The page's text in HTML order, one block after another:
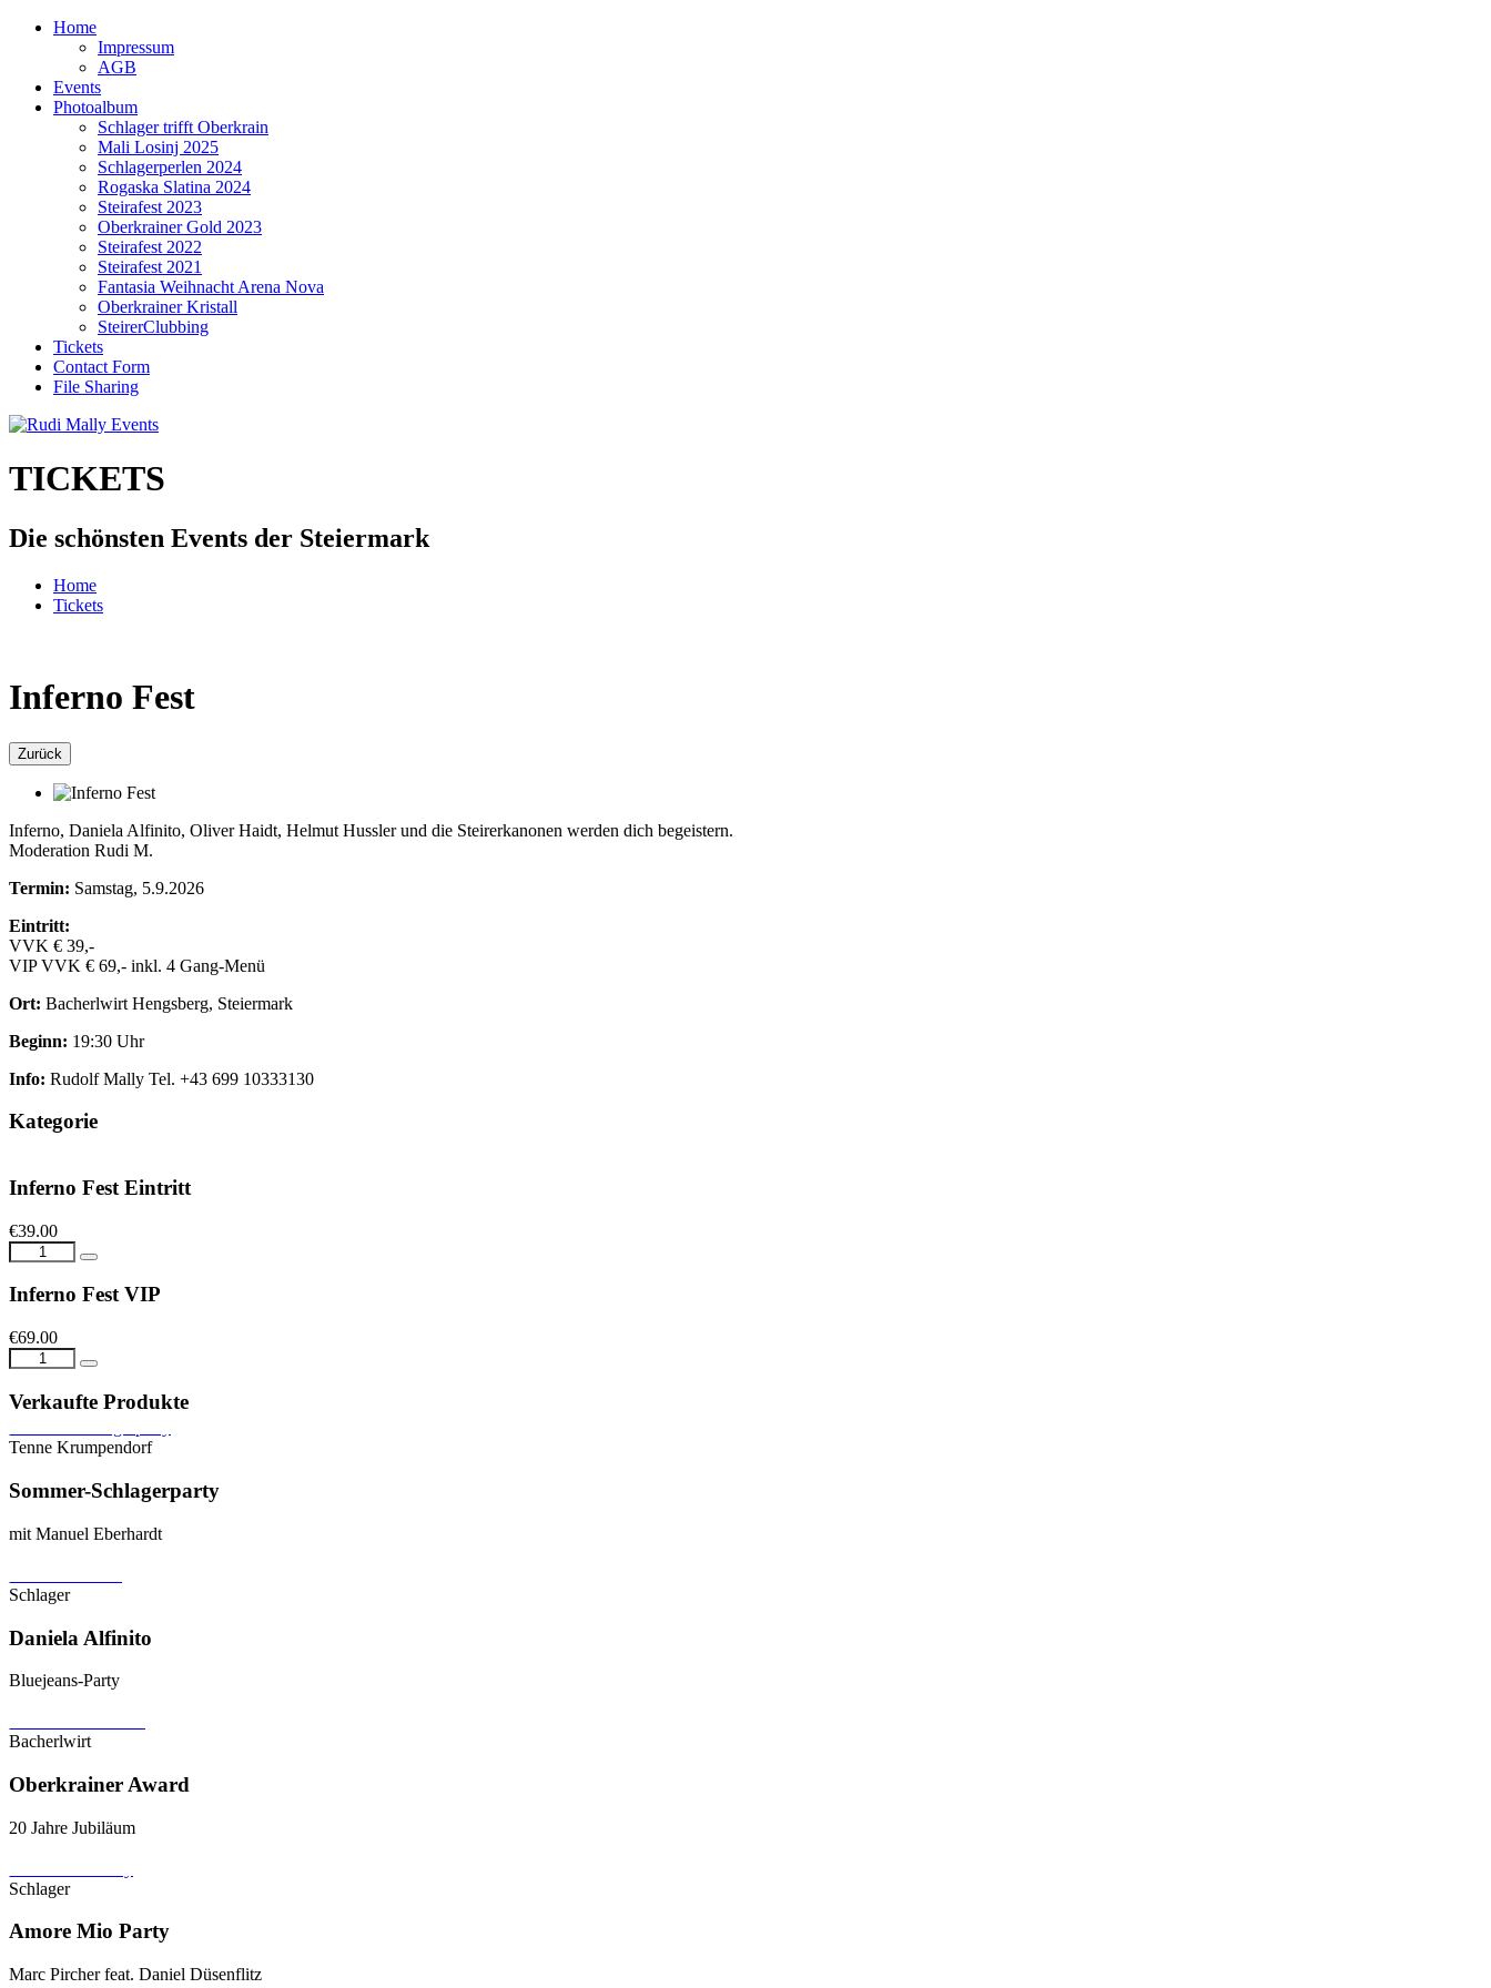
Home
Impressum
AGB
Events
Photoalbum
Schlager trifft Oberkrain
Mali Losinj 2025
Schlagerperlen 2024
Rogaska Slatina 2024
Steirafest 2023
Oberkrainer Gold 2023
Steirafest 2022
Steirafest 2021
Fantasia Weihnacht Arena Nova
Oberkrainer Kristall
SteirerClubbing
Tickets
Contact Form
File Sharing
TICKETS
Die schönsten Events der Steiermark
Home
Tickets
Inferno Fest
Zurück
Inferno, Daniela Alfinito, Oliver Haidt, Helmut Hussler und die Steirerkanonen werden dich begeistern.
Moderation Rudi M.
Termin: Samstag, 5.9.2026
Eintritt:
VVK € 39,-
VIP VVK € 69,- inkl. 4 Gang-Menü
Ort: Bacherlwirt Hengsberg, Steiermark
Beginn: 19:30 Uhr
Info: Rudolf Mally Tel. +43 699 10333130
Kategorie
Inferno Fest Eintritt
€39.00
Inferno Fest VIP
€69.00
Verkaufte Produkte
Tenne Krumpendorf
Sommer-Schlagerparty
mit Manuel Eberhardt
Schlager
Daniela Alfinito
Bluejeans-Party
Bacherlwirt
Oberkrainer Award
20 Jahre Jubiläum
Schlager
Amore Mio Party
Marc Pircher feat. Daniel Düsenflitz